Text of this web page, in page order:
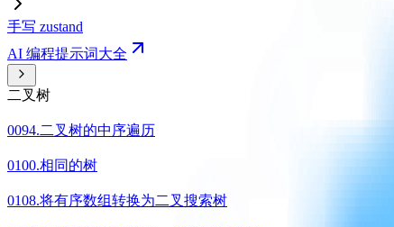
手写 zustand
AI 编程提示词大全
二叉树
0094.二叉树的中序遍历
0100.相同的树
0108.将有序数组转换为二叉搜索树